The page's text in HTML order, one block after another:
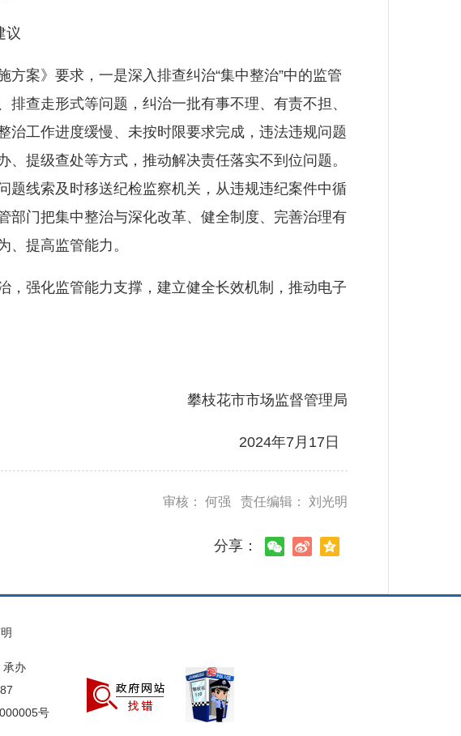
议
案》要求，一是深入排查纠治“集中整治”中的监管
查走形式等问题，纠治一批有事不理、有责不担、
治工作进度缓慢、未按时限要求完成，违法违规问题
提级查处等方式，推动解决责任落实不到位问题。
题线索及时移送纪检监察机关，从违规违纪案件中循
部门把集中整治与深化改革、健全制度、完善治理有
提高监管能力。
强化监管能力支撑，建立健全长效机制，推动电子
攀枝花市市场监督管理局
2024年7月17日
审核： 何强 责任编辑： 刘光明
分享：
承办
号